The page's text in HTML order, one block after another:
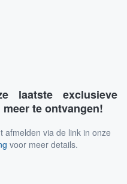
laatste exclusieve
te ontvangen!
afmelden via de link in onze
voor meer details.